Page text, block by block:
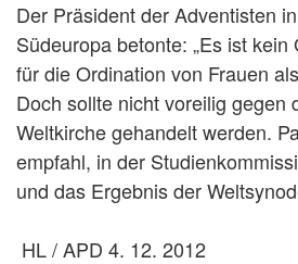
Der Präsident der Adventisten
Südeuropa betonte: „Es ist
für die Ordination von Frauen
Doch sollte nicht voreilig gegen
Weltkirche gehandelt werden.
empfahl, in der
und das Ergebnis der
HL / APD 4. 12. 2012